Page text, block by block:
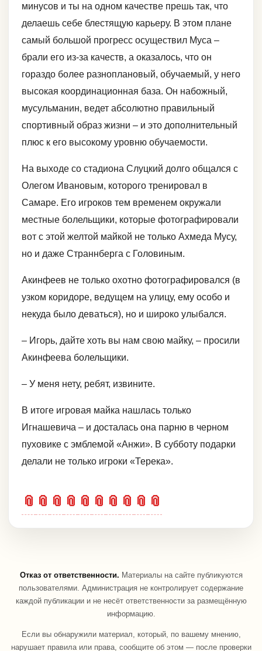
минусов и ты на одном качестве прешь так, что
делаешь себе блестящую карьеру. В этом плане
самый большой прогресс осуществил Муса –
брали его из-за качеств, а оказалось, что он
гораздо более разноплановый, обучаемый, у него
высокая координационная база. Он набожный,
мусульманин, ведет абсолютно правильный
спортивный образ жизни – и это дополнительный
плюс к его высокому уровню обучаемости.
На выходе со стадиона Слуцкий долго общался с
Олегом Ивановым, которого тренировал в
Самаре. Его игроков тем временем окружали
местные болельщики, которые фотографировали
вот с этой желтой майкой не только Ахмеда Мусу,
но и даже Страннберга с Головиным.
Акинфеев не только охотно фотографировался (в
узком коридоре, ведущем на улицу, ему особо и
некуда было деваться), но и широко улыбался.
– Игорь, дайте хоть вы нам свою майку, – просили
Акинфеева болельщики.
– У меня нету, ребят, извините.
В итоге игровая майка нашлась только
Игнашевича – и досталась она парню в черном
пуховике с эмблемой «Анжи». В субботу подарки
делали не только игроки «Терека».
📎 📎 📎 📎 📎 📎 📎 📎 📎 📎
Отказ от ответственности. Материалы на сайте публикуются
пользователями. Администрация не контролирует содержание
каждой публикации и не несёт ответственности за размещённую
информацию.
Если вы обнаружили материал, который, по вашему мнению,
нарушает правила или права, сообщите об этом — после проверки